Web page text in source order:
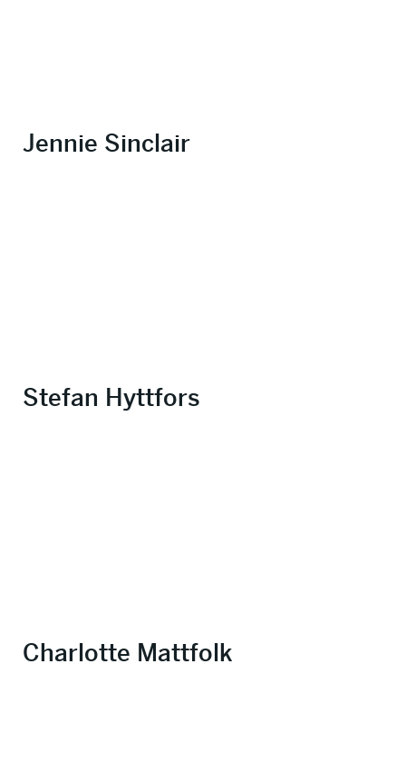
Jennie Sinclair
Stefan Hyttfors
Charlotte Mattfolk